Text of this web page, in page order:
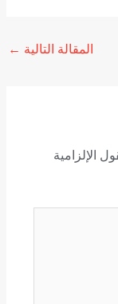
المقالة التالية ←
الإلزامية